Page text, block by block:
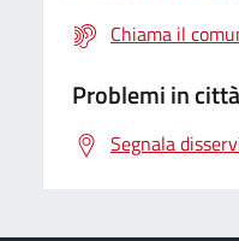
Chiama il
Problemi in città
Segnala